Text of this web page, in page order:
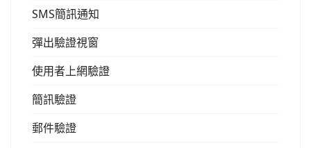
SMS簡訊通知
彈出驗證視窗
使用者上網驗證
簡訊驗證
郵件驗證